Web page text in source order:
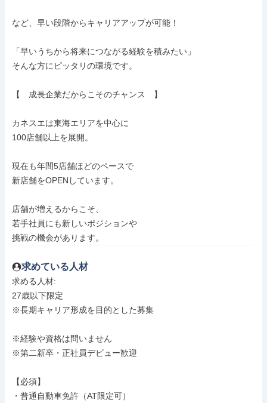
など、早い段階からキャリアアップが可能！
「早いうちから将来につながる経験を積みたい」
そんな方にピッタリの環境です。
【　成長企業だからこそのチャンス　】
カネスエは東海エリアを中心に
100店舗以上を展開。
現在も年間5店舗ほどのペースで
新店舗をOPENしています。
店舗が増えるからこそ、
若手社員にも新しいポジションや
挑戦の機会があります。
求めている人材
求める人材:
27歳以下限定
※長期キャリア形成を目的とした募集
※経験や資格は問いません
※第二新卒・正社員デビュー歓迎
【必須】
・普通自動車免許（AT限定可）